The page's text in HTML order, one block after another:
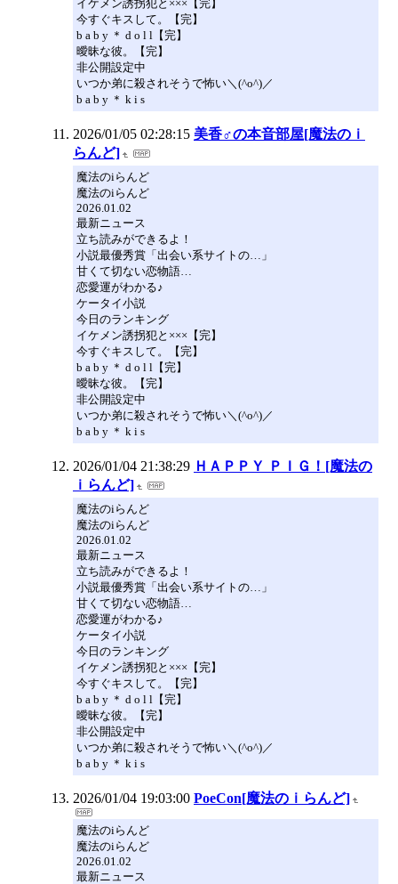
イケメン誘拐犯と×××【完】
今すぐキスして。【完】
b a b y ＊ d o l l【完】
曖昧な彼。【完】
非公開設定中
いつか弟に殺されそうで怖い＼(^o^)／
b a b y ＊ k i s
2026/01/05 02:28:15 美香♂の本音部屋[魔法のｉ
らんど]
魔法のiらんど
魔法のiらんど
2026.01.02
最新ニュース
立ち読みができるよ！
小説最優秀賞「出会い系サイトの…」
甘くて切ない恋物語…
恋愛運がわかる♪
ケータイ小説
今日のランキング
イケメン誘拐犯と×××【完】
今すぐキスして。【完】
b a b y ＊ d o l l【完】
曖昧な彼。【完】
非公開設定中
いつか弟に殺されそうで怖い＼(^o^)／
b a b y ＊ k i s
2026/01/04 21:38:29 ＨＡＰＰＹ ＰＩＧ！[魔法の
ｉらんど]
魔法のiらんど
魔法のiらんど
2026.01.02
最新ニュース
立ち読みができるよ！
小説最優秀賞「出会い系サイトの…」
甘くて切ない恋物語…
恋愛運がわかる♪
ケータイ小説
今日のランキング
イケメン誘拐犯と×××【完】
今すぐキスして。【完】
b a b y ＊ d o l l【完】
曖昧な彼。【完】
非公開設定中
いつか弟に殺されそうで怖い＼(^o^)／
b a b y ＊ k i s
2026/01/04 19:03:00 PoeCon[魔法のｉらんど]
魔法のiらんど
魔法のiらんど
2026.01.02
最新ニュース